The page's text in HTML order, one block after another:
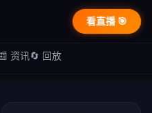
看直播 🎯
资讯 🔄 回放